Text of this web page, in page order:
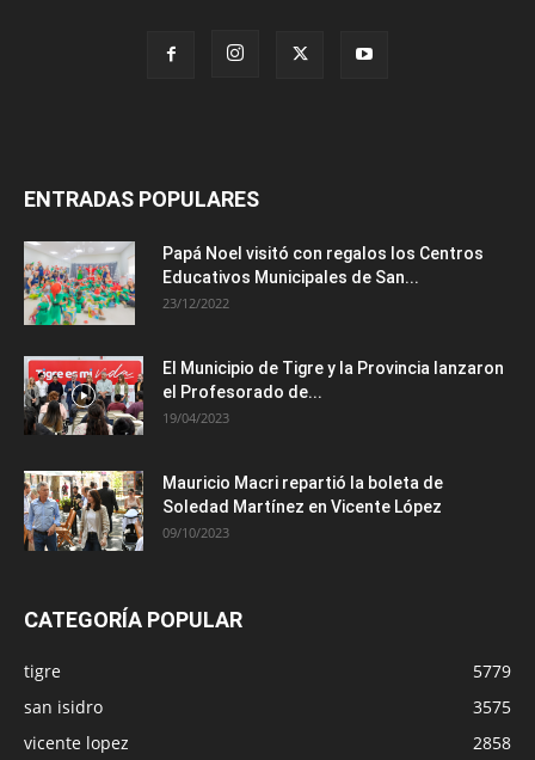
ENTRADAS POPULARES
Papá Noel visitó con regalos los Centros
Educativos Municipales de San...
23/12/2022
El Municipio de Tigre y la Provincia lanzaron
el Profesorado de...
19/04/2023
Mauricio Macri repartió la boleta de
Soledad Martínez en Vicente López
09/10/2023
CATEGORÍA POPULAR
tigre
5779
san isidro
3575
vicente lopez
2858